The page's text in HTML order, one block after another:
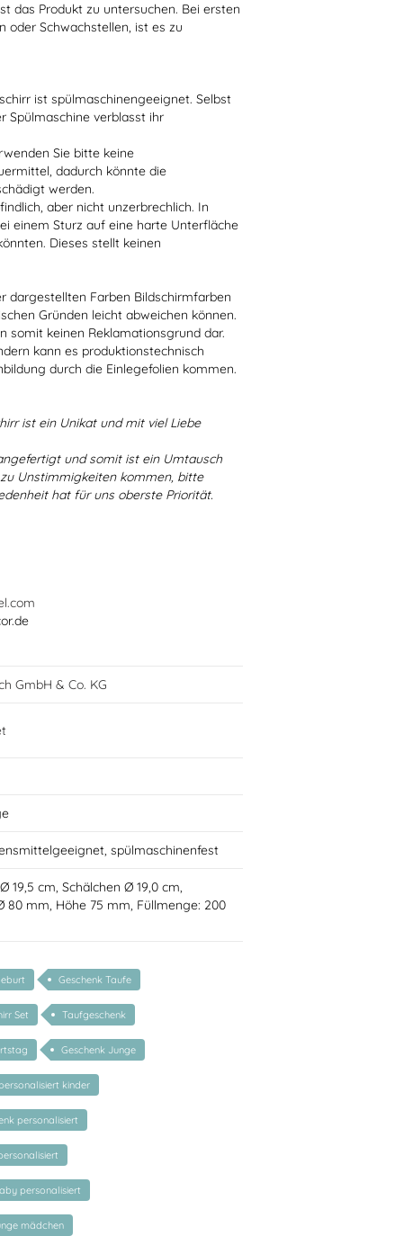
das Produkt zu untersuchen. Bei ersten
oder Schwachstellen, ist es zu
ist spülmaschinengeeignet. Selbst
Spülmaschine verblasst ihr
Sie bitte keine
dadurch könnte die
werden.
aber nicht unzerbrechlich. In
einem Sturz auf eine harte Unterfläche
Dieses stellt keinen
dargestellten Farben Bildschirmfarben
Gründen leicht abweichen können.
somit keinen Reklamationsgrund dar.
kann es produktionstechnisch
durch die Einlegefolien kommen.
ist ein Unikat und mit viel Liebe
und somit ist ein Umtausch
Unstimmigkeiten kommen, bitte
hat für uns oberste Priorität.
GmbH & Co. KG
spülmaschinenfest
19,5 cm, Schälchen Ø 19,0 cm,
80 mm, Höhe 75 mm, Füllmenge: 200
Geschenk Taufe
Set Taufgeschenk
Geschenk Junge
kinder
personalisiert
personalisiert
mädchen